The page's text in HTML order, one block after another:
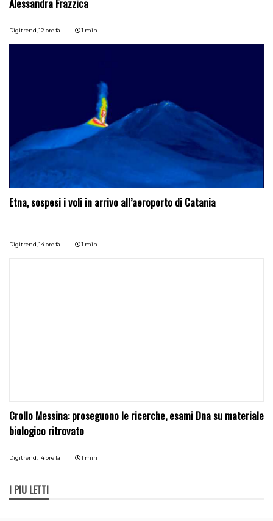
Alessandra Frazzica
Digitrend,12 ore fa 1 min
Etna, sospesi i voli in arrivo all’aeroporto di Catania
Digitrend,14 ore fa 1 min
Crollo Messina: proseguono le ricerche, esami Dna su materiale
biologico ritrovato
Digitrend,14 ore fa 1 min
I PIÙ LETTI